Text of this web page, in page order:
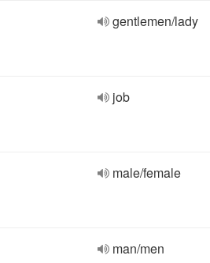
gentlemen/lady
job
male/female
man/men